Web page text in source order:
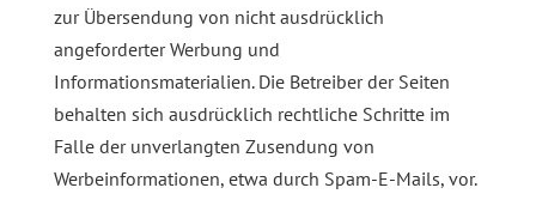
zur Übersendung von nicht ausdrücklich
angeforderter Werbung und
Informationsmaterialien. Die Betreiber der Seiten
behalten sich ausdrücklich rechtliche Schritte im
Falle der unverlangten Zusendung von
Werbeinformationen, etwa durch Spam-E-Mails, vor.